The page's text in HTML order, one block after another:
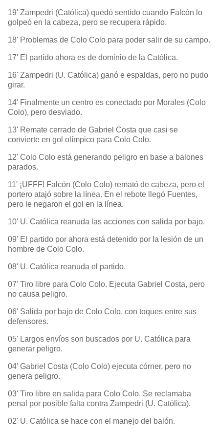
19' Zampedri (Católica) quedó sentido cuando Falcón lo
golpeó en la cabeza, pero se recupera rápido.
18' Problemas de Colo Colo para poder salir de su campo.
17' El partido ahora es de dominio de la Católica.
16' Zampedri (U. Católica) ganó e espaldas, pero no pudo
girar.
14' Finalmente un centro es conectado por Morales (Colo
Colo), pero desviado.
13' Remate cerrado de Gabriel Costa que casi se
convierte en gol olímpico para Colo Colo.
12' Colo Colo está generando peligro en base a balones
parados.
11' ¡UFFF! Falcón (Colo Colo) remató de cabeza, pero el
portero atajó sobre la línea. En el rebote llegó Fuentes,
pero le negaron el gol en la línea.
10' U. Católica reanuda las acciones con salida por bajo.
09' El partido por ahora está detenido por la lesión de un
hombre de Colo Colo.
08' U. Católica reanuda el partido.
07' Tiro libre para Colo Colo. Ejecuta Gabriel Costa, pero
no causa peligro.
06' Salida por bajo de Colo Colo, con toques entre sus
defensores.
05' Largos envíos son buscados por U. Católica para
generar peligro.
04' Gabriel Costa (Colo Colo) ejecuta córner, pero no
genera peligro.
03' Tiro libre en salida para Colo Colo. Se reclamaba
penal por posible falta contra Zampedri (U. Católica).
02' U. Católica se hace con el manejo del balón.